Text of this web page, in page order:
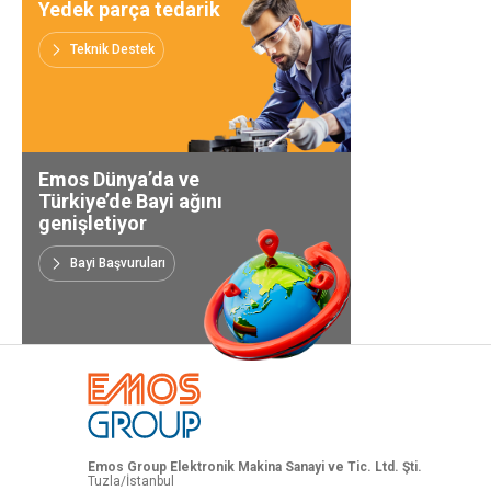
Yedek parça tedarik
Teknik Destek
Emos Dünya’da ve
Türkiye’de Bayi ağını
genişletiyor
Bayi Başvuruları
Emos Group Elektronik Makina Sanayi ve Tic. Ltd. Şti.
Tuzla/İstanbul